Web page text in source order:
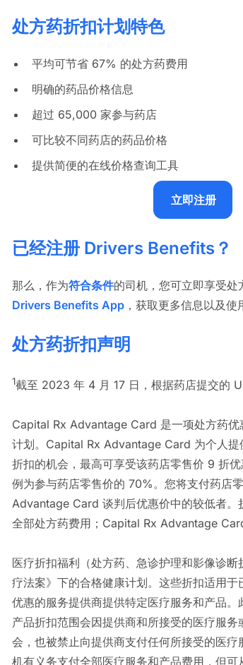
处方药折扣计划特色
平均可节省 67% 的处方药费用
明确的药品价格信息
超过 65,000 家参与药店
可比较不同药店的药品价格
提供简便的在线价格查询工具
立即注册
已经注册 Drivers Benefits？
那么，作为符合条件的司机，您可立即享受处
Drivers Benefits App ，获取更多信息以及使
处方药折扣声明
1截至 2023 年 4 月 17 日，根据药店提交的
Capital Rx Advantage Card 是一项处方药优
计划。Capital Rx Advantage Card 为个人提
折扣的机会，最高可享受该药店零售价 9 折
例为参与药店零售价的 70%。您将支付药店
Advantage Card 谈判后优惠价中的较低者。
全部处方药费用；Capital Rx Advantage
医疗折扣福利（处方药、急诊护理和影像诊
疗法案》下的合格健康计划。这些折扣适用
优惠的服务提供商提供特定医疗服务和产品
产品折扣范围会因提供商和所接受的医疗服
会，也被禁止向提供商支付任何所接受的医疗
机有义务支付全部医疗服务和产品费用，但可